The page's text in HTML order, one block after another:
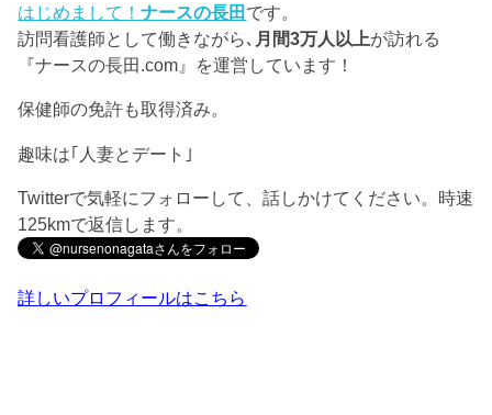
はじめまして！ナースの長田 です。
訪問看護師として働きながら､ 月間3万人以上が訪れる
『ナースの長田.com』を運営しています！
保健師の免許も取得済み。
趣味は｢人妻とデート｣
Twitterで気軽にフォローして、話しかけてください。時速
125kmで返信します。
詳しいプロフィールはこちら